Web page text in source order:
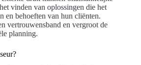
vinden van oplossingen die het
en behoeften van hun cliënten.
vertrouwensband en vergroot de
planning.